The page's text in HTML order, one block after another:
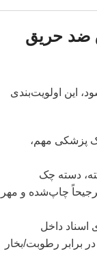
ضد حریق
این اولویت‌بندی
پزشکی مهم،
دسته چک
چاپ‌شده و مهر
اسناد داخل
برابر رطوبت/بخار